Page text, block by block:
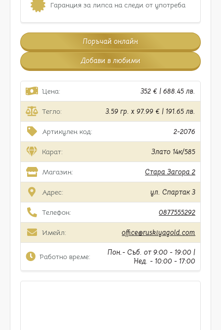
Гаранция за липса на следи от употреба
Поръчай онлайн
Добави в любими
Цена: 352 € | 688.45 лв.
Тегло: 3.59 гр. x 97.99 € | 191.65 лв.
Артикулен код: 2-2076
Карат: Злато 14к/585
Магазин: Стара Загора 2
Адрес: ул. Спартак 3
Телефон: 0877555292
Имейл: office@ruskiyagold.com
Работно време:
Пон.- Съб. от 9:00 - 19:00 |
Нед. - 10:00 - 17:00